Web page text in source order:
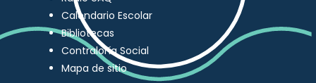
Calendario Escolar
Bibliotecas
Contraloría Social
Mapa de sitio